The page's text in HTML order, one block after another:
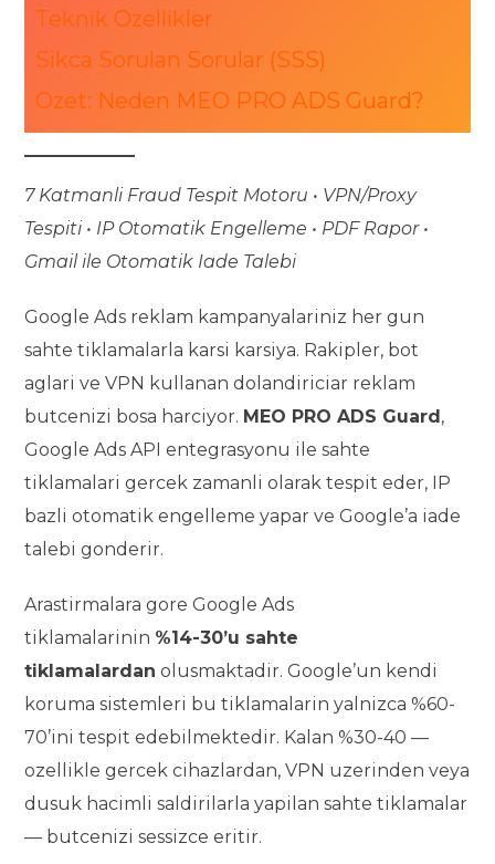
Teknik Ozellikler
Sikca Sorulan Sorular (SSS)
Ozet: Neden MEO PRO ADS Guard?
7 Katmanli Fraud Tespit Motoru • VPN/Proxy
Tespiti • IP Otomatik Engelleme • PDF Rapor •
Gmail ile Otomatik Iade Talebi
Google Ads reklam kampanyalariniz her gun
sahte tiklamalarla karsi karsiya. Rakipler, bot
aglari ve VPN kullanan dolandiriciar reklam
butcenizi bosa harciyor. MEO PRO ADS Guard ,
Google Ads API entegrasyonu ile sahte
tiklamalari gercek zamanli olarak tespit eder, IP
bazli otomatik engelleme yapar ve Google’a iade
talebi gonderir.
Arastirmalara gore Google Ads
tiklamalarinin %14-30’u sahte
tiklamalardan olusmaktadir. Google’un kendi
koruma sistemleri bu tiklamalarin yalnizca %60-
70’ini tespit edebilmektedir. Kalan %30-40 —
ozellikle gercek cihazlardan, VPN uzerinden veya
dusuk hacimli saldirilarla yapilan sahte tiklamalar
— butcenizi sessizce eritir.